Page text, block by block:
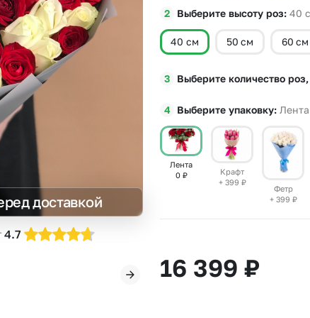
Insta букеты
Хиты продаж
Новинки
Все категории
доставкой
4.7
Выберите высоту роз 40
40 см 50 см 60 см
Выберите количество
Выберите упаковку Лента
Лента
0 ₽
Крафт
+ 399 ₽
Фетр
+ 399 ₽
16 399 ₽